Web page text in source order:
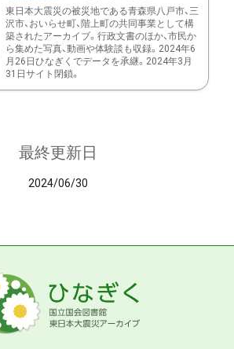
東日本大震災の被災地である青森県八戸市、三
沢市、おいらせ町、階上町の共同事業として構
築されたアーカイブ。行政文書のほか、市民か
ら集めた写真、動画や体験談も収録。2024年6
月26日ひなぎくでデータを承継。2024年3月
31日サイト閉鎖。
最終更新日
2024/06/30